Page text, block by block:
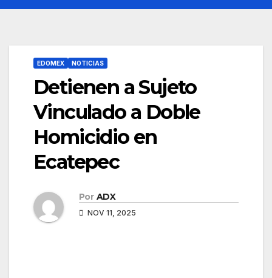
EDOMEX NOTICIAS
Detienen a Sujeto
Vinculado a Doble
Homicidio en
Ecatepec
Por ADX
NOV 11, 2025